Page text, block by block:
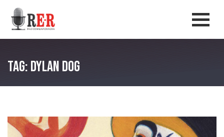
Salta al contenuto principale
Tag: Dylan Dog